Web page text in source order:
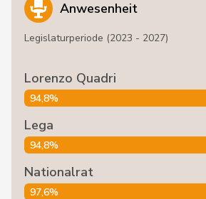
Anwesenheit
Legislaturperiode (2023 - 2027)
Lorenzo Quadri
94,8%
Lega
94,8%
Nationalrat
97,6%